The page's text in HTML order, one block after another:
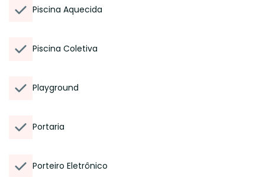
Piscina Aquecida
Piscina Coletiva
Playground
Portaria
Porteiro Eletrônico